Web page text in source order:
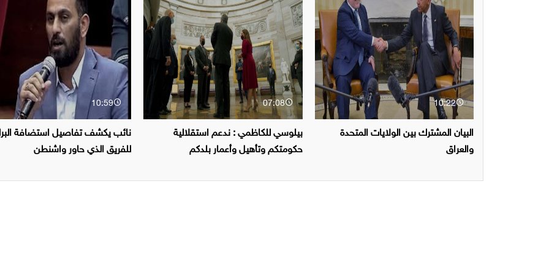
10:22
البيان المشترك بين الولايات المتحدة
والعراق
07:08
بيلوسي للكاظمي : ندعم استقلالية
حكومتكم وتأهيل وأعمار بلدكم
10:59
نائب يكشف تفاصيل استضافة
للفريق الذي حاور واشنطن